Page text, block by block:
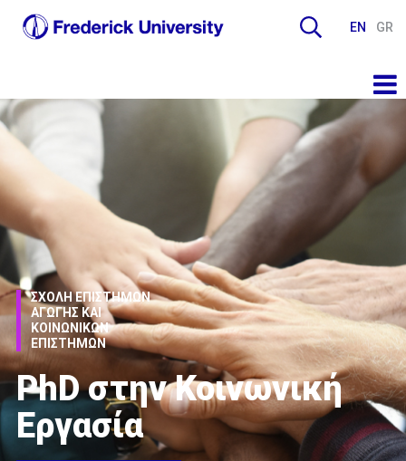
EN GR
ΣΧΟΛΗ ΕΠΙΣΤΗΜΩΝ
ΑΓΩΓΗΣ ΚΑΙ
ΚΟΙΝΩΝΙΚΩΝ
ΕΠΙΣΤΗΜΩΝ
PhD στην Κοινωνική
Εργασία